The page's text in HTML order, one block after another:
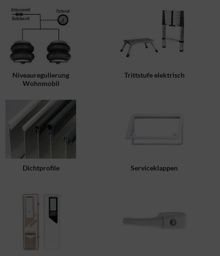
Niveauregulierung
Wohnmobil
Trittstufe elektrisch
Dichtprofile Serviceklappen